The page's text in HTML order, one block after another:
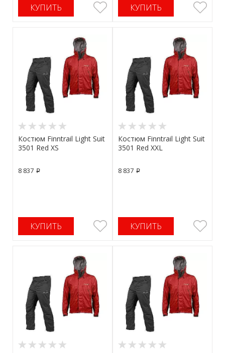
КУПИТЬ КУПИТЬ
Костюм Finntrail Light Suit
3501 Red XS
8 837 p
КУПИТЬ
Костюм Finntrail Light Suit
3501 Red XXL
8 837 p
КУПИТЬ